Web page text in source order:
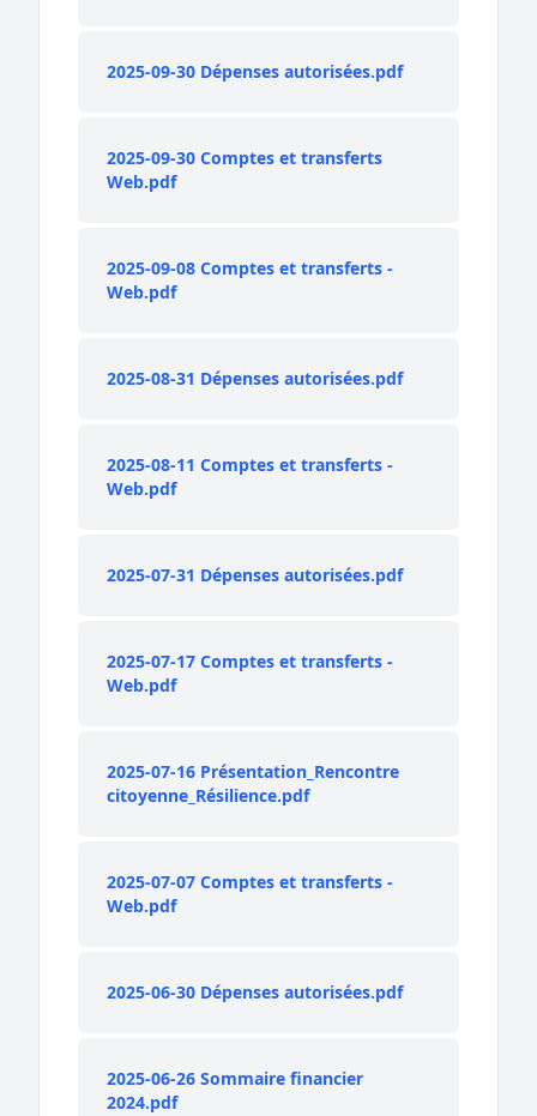
2025-09-30 Dépenses autorisées.pdf
2025-09-30 Comptes et transferts
Web.pdf
2025-09-08 Comptes et transferts -
Web.pdf
2025-08-31 Dépenses autorisées.pdf
2025-08-11 Comptes et transferts -
Web.pdf
2025-07-31 Dépenses autorisées.pdf
2025-07-17 Comptes et transferts -
Web.pdf
2025-07-16 Présentation_Rencontre
citoyenne_Résilience.pdf
2025-07-07 Comptes et transferts -
Web.pdf
2025-06-30 Dépenses autorisées.pdf
2025-06-26 Sommaire financier
2024.pdf